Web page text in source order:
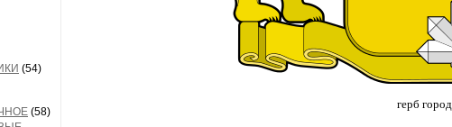
(54)
(58)
герб